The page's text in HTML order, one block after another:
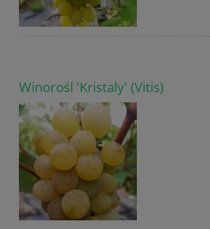
Winorośl 'Kristaly' (Vitis)